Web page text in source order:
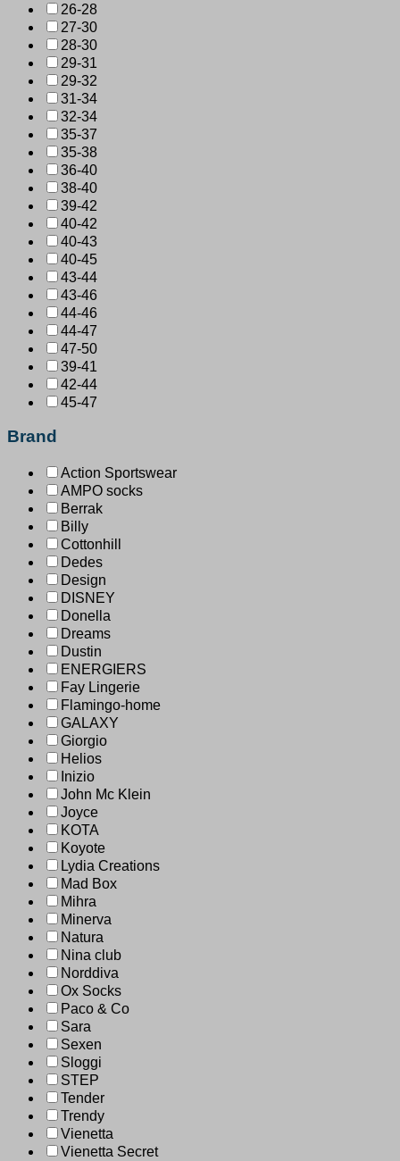
26-28
27-30
28-30
29-31
29-32
31-34
32-34
35-37
35-38
36-40
38-40
39-42
40-42
40-43
40-45
43-44
43-46
44-46
44-47
47-50
39-41
42-44
45-47
Brand
Action Sportswear
AMPO socks
Berrak
Billy
Cottonhill
Dedes
Design
DISNEY
Donella
Dreams
Dustin
ENERGIERS
Fay Lingerie
Flamingo-home
GALAXY
Giorgio
Helios
Inizio
John Mc Klein
Joyce
KOTA
Koyote
Lydia Creations
Mad Box
Mihra
Minerva
Natura
Nina club
Norddiva
Ox Socks
Paco & Co
Sara
Sexen
Sloggi
STEP
Tender
Trendy
Vienetta
Vienetta Secret